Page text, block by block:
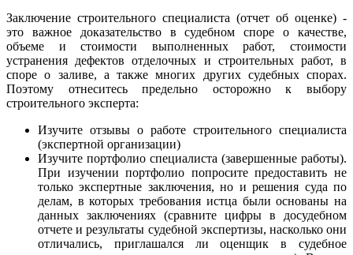
Заключение строительного специалиста (отчет об оценке) -
это важное доказательство в судебном споре о качестве,
объеме и стоимости выполненных работ, стоимости
устранения дефектов отделочных и строительных работ, в
споре о заливе, а также многих других судебных спорах.
Поэтому отнеситесь предельно осторожно к выбору
строительного эксперта:
Изучите отзывы о работе строительного специалиста
(экспертной организации)
Изучите портфолио специалиста (завершенные работы).
При изучении портфолио попросите предоставить не
только экспертные заключения, но и решения суда по
делам, в которых требования истца были основаны на
данных заключениях (сравните цифры в досудебном
отчете и результаты судебной экспертизы, насколько они
отличались, приглашался ли оценщик в судебное